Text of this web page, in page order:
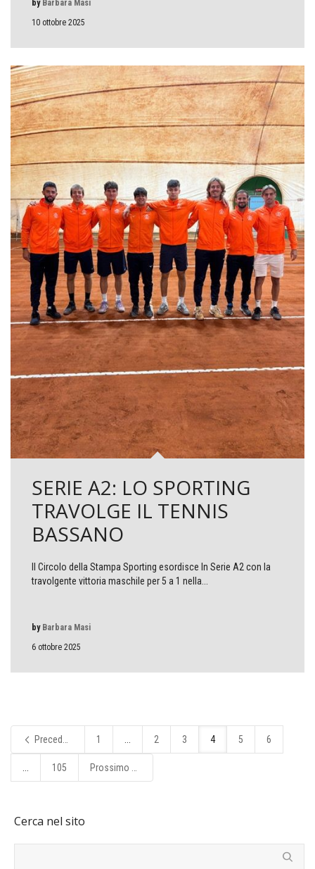
10 ottobre 2025
by Barbara Masi
SERIE A2: LO SPORTING
TRAVOLGE IL TENNIS
BASSANO
Il Circolo della Stampa Sporting esordisce In Serie A2 con la
travolgente vittoria maschile per 5 a 1 nella...
6 ottobre 2025
by Barbara Masi
Precedente 1 2 3 4 5 6
105
Cerca nel sito